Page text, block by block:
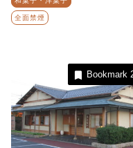
全面禁煙
Bookmark